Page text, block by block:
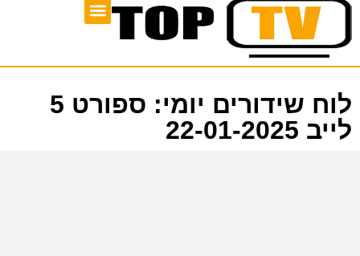
לוח שידורים יומי: ספורט 5
לייב 22-01-2025